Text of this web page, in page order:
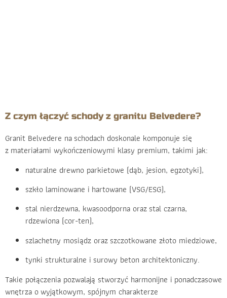
Z czym łączyć schody z granitu Belvedere?
Granit Belvedere na schodach doskonale komponuje się
z materiałami wykończeniowymi klasy premium, takimi jak:
naturalne drewno parkietowe (dąb, jesion, egzotyki),
szkło laminowane i hartowane (VSG/ESG),
stal nierdzewna, kwasoodporna oraz stal czarna,
rdzewiona (cor-ten),
szlachetny mosiądz oraz szczotkowane złoto miedziowe,
tynki strukturalne i surowy beton architektoniczny.
Takie połączenia pozwalają stworzyć harmonijne i ponadczasowe
wnętrza o wyjątkowym, spójnym charakterze